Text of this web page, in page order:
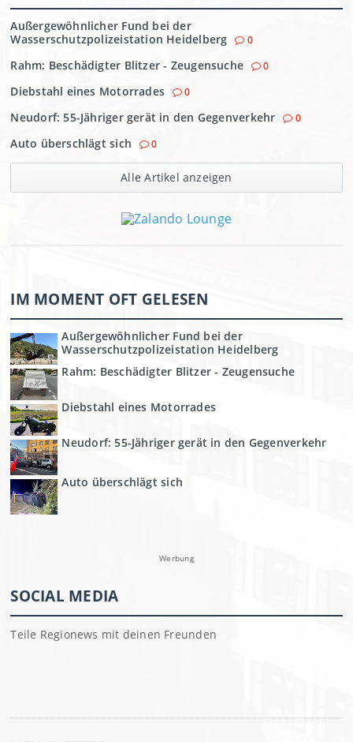
Außergewöhnlicher Fund bei der
Wasserschutzpolizeistation Heidelberg
0
Rahm: Beschädigter Blitzer - Zeugensuche 0
Diebstahl eines Motorrades 0
Neudorf: 55-Jähriger gerät in den Gegenverkehr 0
Auto überschlägt sich 0
Alle Artikel anzeigen
IM MOMENT OFT GELESEN
Außergewöhnlicher Fund bei der
Wasserschutzpolizeistation Heidelberg
Rahm: Beschädigter Blitzer - Zeugensuche
Diebstahl eines Motorrades
Neudorf: 55-Jähriger gerät in den Gegenverkehr
Auto überschlägt sich
Werbung
SOCIAL MEDIA
Teile Regionews mit deinen Freunden